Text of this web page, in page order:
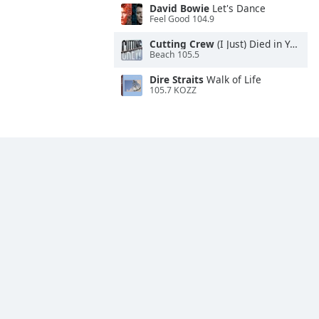
David Bowie Let's Dance
Feel Good 104.9
Cutting Crew (I Just) Died in Your Arms
Beach 105.5
Dire Straits Walk of Life
105.7 KOZZ